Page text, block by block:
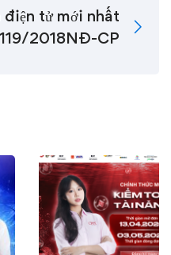
tử mới nhất
2018NĐ-CP